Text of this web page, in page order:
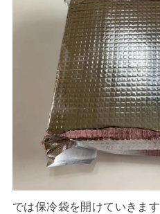
では保冷袋を開けていきます